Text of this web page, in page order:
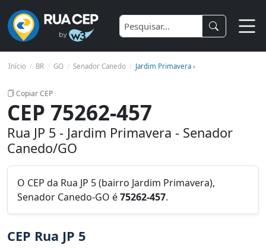
Início BR GO Senador Canedo Jardim Primavera ›
Copiar CEP
CEP 75262-457
Rua JP 5 - Jardim Primavera - Senador
Canedo/GO
O CEP da Rua JP 5 (bairro Jardim Primavera),
Senador Canedo-GO é75262-457.
CEP Rua JP 5